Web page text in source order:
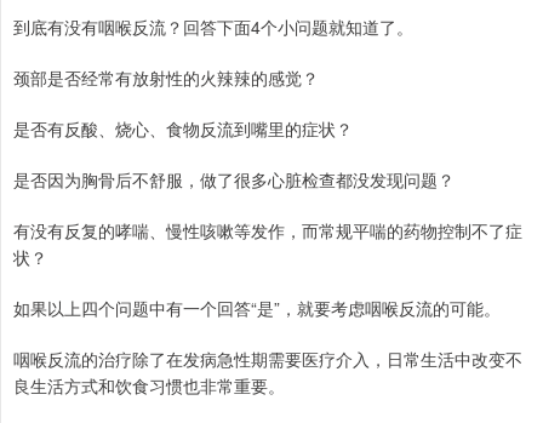
到底有没有咽喉反流？回答下面4个小问题就知道了。
颈部是否经常有放射性的火辣辣的感觉？
是否有反酸、烧心、食物反流到嘴里的症状？
是否因为胸骨后不舒服，做了很多心脏检查都没发现问题？
有没有反复的哮喘、慢性咳嗽等发作，而常规平喘的药物控制不了症
状？
如果以上四个问题中有一个回答“是”，就要考虑咽喉反流的可能。
咽喉反流的治疗除了在发病急性期需要医疗介入，日常生活中改变不
良生活方式和饮食习惯也非常重要。